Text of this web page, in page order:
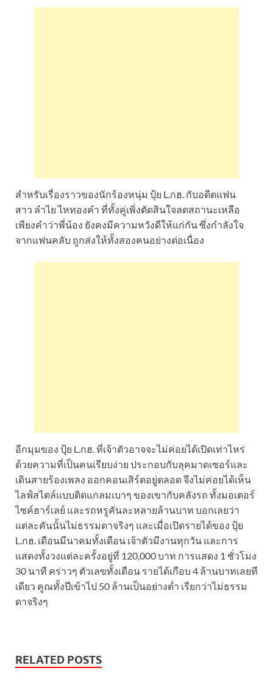
สำหรับเรื่องราวของนักร้องหนุ่ม ปุ้ย L.กฮ. กับอดีตแฟน
สาว ลำไย ไหทองคำ ที่ทั้งคู่เพิ่งตัดสินใจลดสถานะเหลือ
เพียงคำว่าพี่น้อง ยังคงมีความหวังดีให้แก่กัน ซึ่งกำลังใจ
จากแฟนคลับ ถูกส่งให้ทั้งสองคนอย่างต่อเนื่อง
อีกมุมของ ปุ้ย L.กฮ. ที่เจ้าตัวอาจจะไม่ค่อยได้เปิดเท่าไหร่
ด้วยความที่เป็นคนเรียบง่าย ประกอบกับลุคมาดเซอร์และ
เดินสายร้องเพลง ออกคอนเสิร์ตอยู่ตลอด จึงไม่ค่อยได้เห็น
ไลฟ์สไตล์แบบติดแกลมเบาๆ ของเขากับคลังรถ ทั้งมอเตอร์
ไซค์ฮาร์เลย์ และรถหรูคันละหลายล้านบาท บอกเลยว่า
แต่ละคันนั้นไม่ธรรมดาจริงๆ และเมื่อเปิดรายได้ของ ปุ้ย
L.กฮ. เดือนมีนาคมทั้งเดือน เจ้าตัวมีงานทุกวัน และการ
แสดงทั้งวงแต่ละครั้งอยู่ที่ 120,000 บาท การแสดง 1 ชั่วโมง
30 นาที คร่าวๆ ตัวเลขทั้งเดือน รายได้เกือบ 4 ล้านบาทเลยที
เดียว คูณทั้งปีเข้าไป 50 ล้านเป็นอย่างต่ำ เรียกว่าไม่ธรรม
ดาจริงๆ
RELATED POSTS